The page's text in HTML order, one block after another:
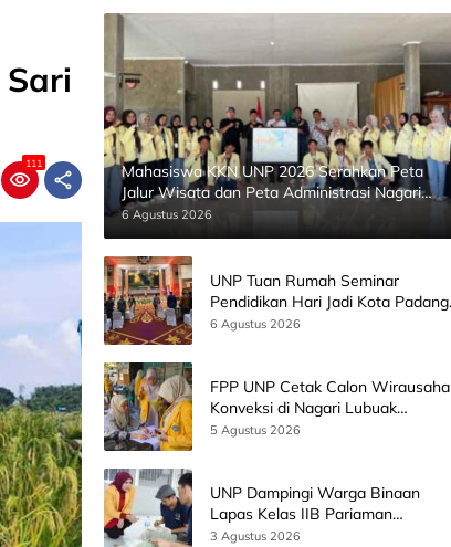
111
Mahasiswa KKN UNP 2026 Serahkan Peta
Jalur Wisata dan Peta Administrasi Nagari
Paninggahan
6 Agustus 2026
UNP Tuan Rumah Seminar
Pendidikan Hari Jadi Kota Padang
Bersama Wamen Diktisainstek dan
6 Agustus 2026
FPP UNP Cetak Calon Wirausaha
Konveksi di Nagari Lubuak
Batingkok Limapuluh Kota
5 Agustus 2026
UNP Dampingi Warga Binaan
Lapas Kelas IIB Pariaman
Kembangkan Produk Kreatif
3 Agustus 2026